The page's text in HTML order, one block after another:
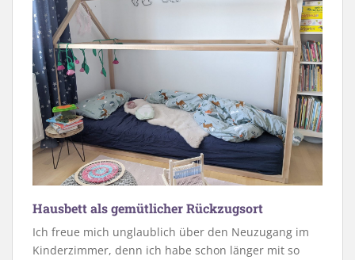
Hausbett als gemütlicher Rückzugsort
Ich freue mich unglaublich über den Neuzugang im
Kinderzimmer, denn ich habe schon länger mit so